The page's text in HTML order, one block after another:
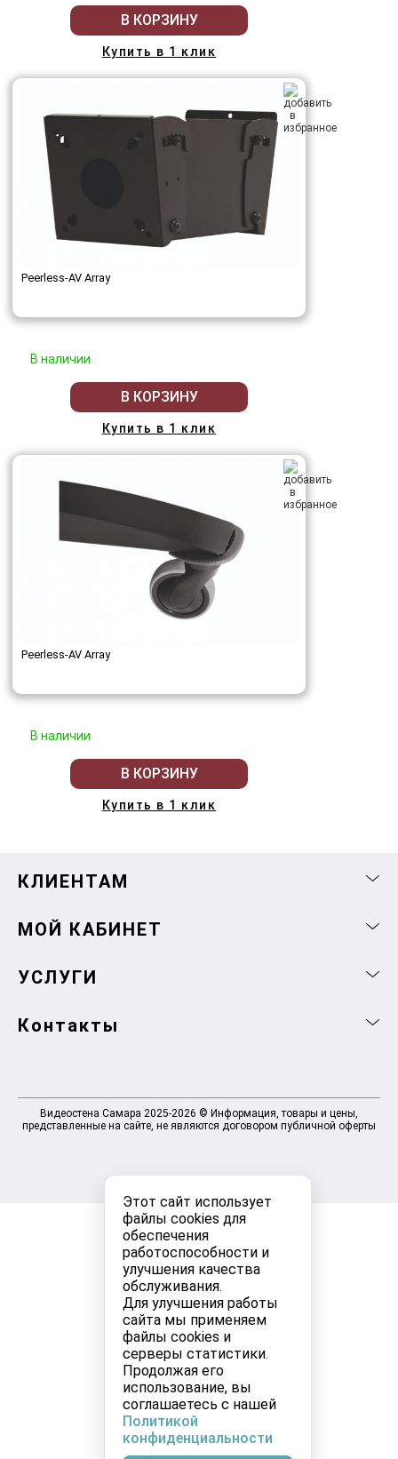
Этот сайт использует
файлы cookies для
обеспечения
работоспособности и
улучшения качества
обслуживания.
Для улучшения работы
сайта мы применяем
файлы cookies и
серверы статистики.
Продолжая его
использование, вы
соглашаетесь с нашей
Политикой
конфиденциальности
В КОРЗИНУ
Купить в 1 клик
Peerless-AV Array
В наличии
В КОРЗИНУ
Купить в 1 клик
Peerless-AV Array
В наличии
В КОРЗИНУ
Купить в 1 клик
КЛИЕНТАМ
МОЙ КАБИНЕТ
УСЛУГИ
Контакты
Видеостена Самара 2025-2026 © Информация, товары и цены,
представленные на сайте, не являются договором публичной оферты